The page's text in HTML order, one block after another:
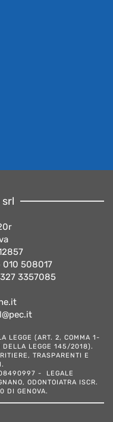
srl
010 508017
3357085
LEGGE (ART. 2, COMMA 1-
LEGGE 145/2018).
TRASPARENTI E
- LEGALE
ODONTOIATRA ISCR.
DI GENOVA.